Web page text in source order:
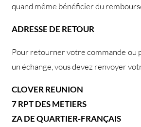
quand même bénéficier du
ADRESSE DE RETOUR
Pour retourner votre commande ou
un échange, vous devez renvoyer
CLOVER REUNION
7 RPT DES METIERS
ZA DE QUARTIER-FRANÇAIS